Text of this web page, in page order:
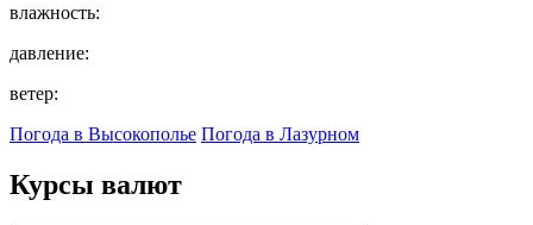
влажность:
давление:
ветер:
Погода в Высокополье Погода в Лазурном
Курсы валют